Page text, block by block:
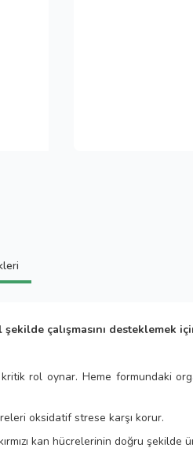
çalışmasını desteklemek
rol oynar. Heme formundaki
oksidatif strese karşı korur.
kan hücrelerinin doğru şekilde